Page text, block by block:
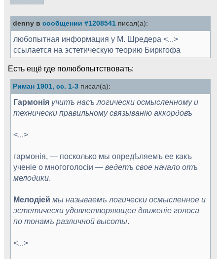
denny в сообщении #1208541 писал(а):
любопытная информация у М. Шредера <...>
ссылается на эстетическую теорию Биркгофа
Есть ещё где полюбопытствовать:
Риман 1901, сс. 1-3 писал(а):
Гармонія учитъ насъ логически осмысленному и
техни­чески правильному связыванію аккордовъ
<...>
гармонія, — посколько мы опредѣляемъ ее какъ
ученіе о многоголосіи — ведетъ свое начало отъ
мелодики.
Мелодіей мы называемъ логически осмысленное и
эсте­тически удовлетворяющее движеніе голоса
по тонамъ раз­личной высоты.
<...>